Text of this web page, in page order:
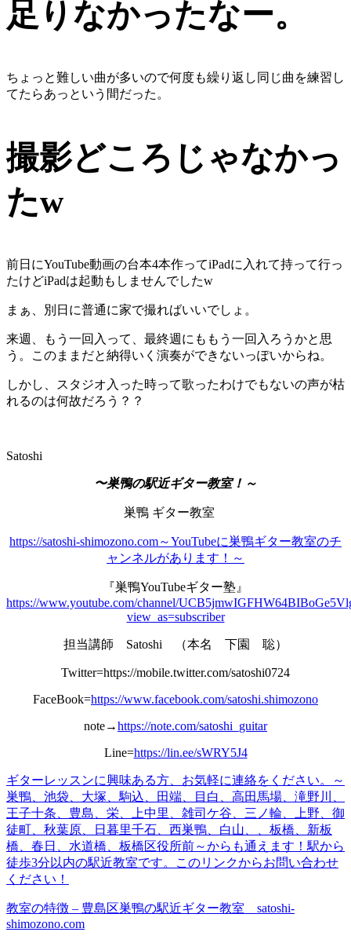
足りなかったなー。
ちょっと難しい曲が多いので何度も繰り返し同じ曲を練習し
てたらあっという間だった。
撮影どころじゃなかっ
たw
前日にYouTube動画の台本4本作ってiPadに入れて持って行っ
たけどiPadは起動もしませんでしたw
まぁ、別日に普通に家で撮ればいいでしょ。
来週、もう一回入って、最終週にももう一回入ろうかと思
う。このままだと納得いく演奏ができないっぽいからね。
しかし、スタジオ入った時って歌ったわけでもないの声が枯
れるのは何故だろう？？
Satoshi
〜巣鴨の駅近ギター教室！～
巣鴨 ギター教室
https://satoshi-shimozono.com～YouTubeに巣鴨ギター教室のチ
ャンネルがあります！～
『巣鴨YouTubeギター塾』
https://www.youtube.com/channel/
view_as=subscriber
担当講師 Satoshi （本名 下園 聡）
Twitter=https://mobile.twitter.com/satoshi0724
FaceBook=https://www.facebook.com/satoshi.shimozono
note→https://note.com/satoshi_guitar
Line=https://lin.ee/sWRY5J4
ギターレッスンに興味ある方、お気軽に連絡をください。
～
巣鴨、池袋、大塚、駒込、田端、目白、高田馬場、滝野川、
王子十条、豊島、栄、上中里、雑司ケ谷、三ノ輪、上野、御
徒町、秋葉原、日暮里千石、西巣鴨、白山、、板橋、新板
橋、春日、水道橋、板橋区役所前～からも通えます！ 駅から
徒歩3分以内の駅近教室です。
このリンクからお問い合わせ
ください！
教室の特徴 – 豊島区巣鴨の駅近ギター教室 satoshi-
shimozono.com